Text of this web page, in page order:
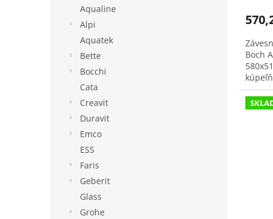
Aqualine
Alpi
Aquatek
Bette
Bocchi
Cata
Creavit
Duravit
Emco
ESS
Faris
Geberit
Glass
Grohe
Boch